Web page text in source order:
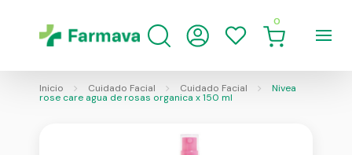
0
Inicio Cuidado Facial Cuidado Facial Nivea
rose care agua de rosas organica x 150 ml